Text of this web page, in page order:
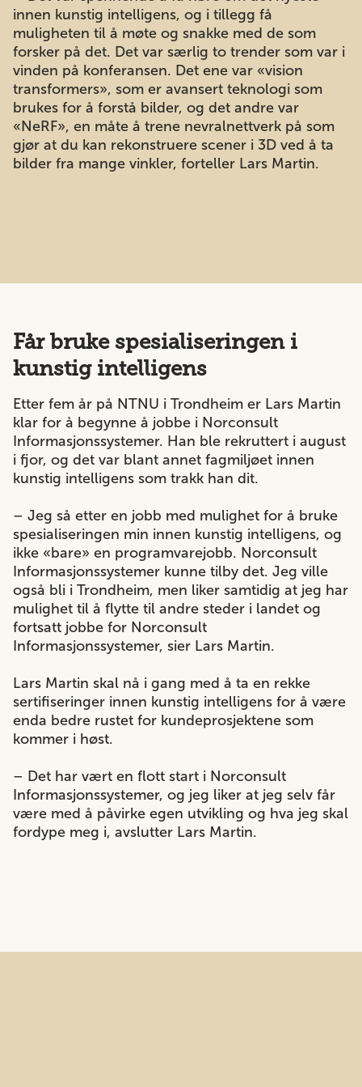
innen kunstig intelligens, og i tillegg få
muligheten til å møte og snakke med de som
forsker på det. Det var særlig to trender som var i
vinden på konferansen. Det ene var «vision
transformers», som er avansert teknologi som
brukes for å forstå bilder, og det andre var
«NeRF», en måte å trene nevralnettverk på som
gjør at du kan rekonstruere scener i 3D ved å ta
bilder fra mange vinkler, forteller Lars Martin.
Får bruke spesialiseringen i
kunstig intelligens
Etter fem år på NTNU i Trondheim er Lars Martin
klar for å begynne å jobbe i Norconsult
Informasjonssystemer. Han ble rekruttert i august
i fjor, og det var blant annet fagmiljøet innen
kunstig intelligens som trakk han dit.
– Jeg så etter en jobb med mulighet for å bruke
spesialiseringen min innen kunstig intelligens, og
ikke «bare» en programvarejobb. Norconsult
Informasjonssystemer kunne tilby det. Jeg ville
også bli i Trondheim, men liker samtidig at jeg har
mulighet til å flytte til andre steder i landet og
fortsatt jobbe for Norconsult
Informasjonssystemer, sier Lars Martin.
Lars Martin skal nå i gang med å ta en rekke
sertifiseringer innen kunstig intelligens for å være
enda bedre rustet for kundeprosjektene som
kommer i høst.
– Det har vært en flott start i Norconsult
Informasjonssystemer, og jeg liker at jeg selv får
være med å påvirke egen utvikling og hva jeg skal
fordype meg i, avslutter Lars Martin.